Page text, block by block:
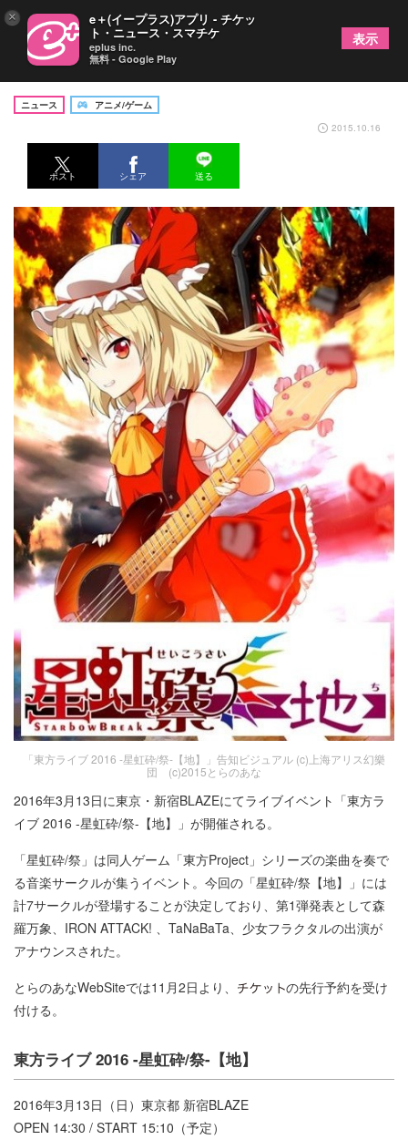
東方シリーズの音楽をライブで「星虹砕/祭」開催
ニュース
アニメ/ゲーム
2015.10.16
ポスト シェア 送る
「東方ライブ 2016 -星虹砕/祭-【地】」告知ビジュアル (c)上海アリス幻樂
団 (c)2015とらのあな
2016年3月13日に東京・新宿BLAZEにてライブイベント「東方ラ
イブ 2016 -星虹砕/祭-【地】」が開催される。
「星虹砕/祭」は同人ゲーム「東方Project」シリーズの楽曲を奏で
る音楽サークルが集うイベント。今回の「星虹砕/祭【地】」には
計7サークルが登場することが決定しており、第1弾発表として森
羅万象、IRON ATTACK! 、TaNaBaTa、少女フラクタルの出演が
アナウンスされた。
とらのあなWebSiteでは11月2日より、
の先行予約を受け
付ける。
東方ライブ 2016 -星虹砕/祭-【地】
2016年3月13日（日）東京都 新宿BLAZE
OPEN 14:30 / START 15:10（予定）
× e＋(イープラス)アプリ - チケッ
ト・ニュース・スマチケ
eplus inc.
無料 - Google Play
表示